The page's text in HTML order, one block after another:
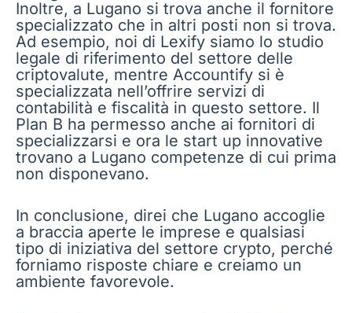
Inoltre, a Lugano si trova anche il fornitore
specializzato che in altri posti non si trova.
Ad esempio, noi di Lexify siamo lo studio
legale di riferimento del settore delle
criptovalute, mentre Accountify si è
specializzata nell’offrire servizi di
contabilità e fiscalità in questo settore. Il
Plan B ha permesso anche ai fornitori di
specializzarsi e ora le start up innovative
trovano a Lugano competenze di cui prima
non disponevano.
In conclusione, direi che Lugano accoglie
a braccia aperte le imprese e qualsiasi
tipo di iniziativa del settore crypto, perché
forniamo risposte chiare e creiamo un
ambiente favorevole.